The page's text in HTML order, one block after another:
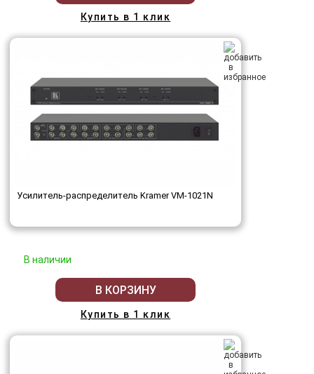
Купить в 1 клик
Усилитель-распределитель Kramer VM-1021N
В наличии
В КОРЗИНУ
Купить в 1 клик